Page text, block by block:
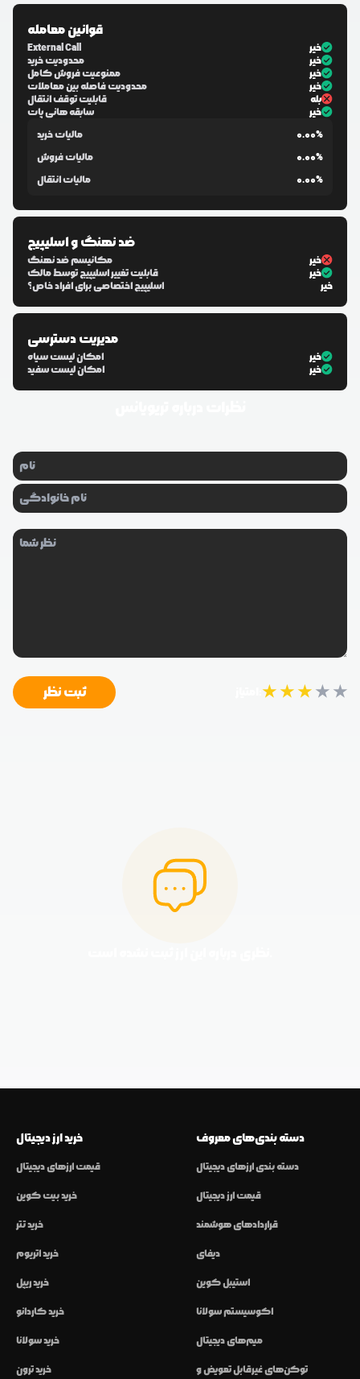
قوانین معامله
External Call
خیر
محدودیت خرید
خیر
ممنوعیت فروش کامل
خیر
محدودیت فاصله بین معاملات
خیر
قابلیت توقف انتقال
بله
سابقه هانی پات
خیر
مالیات خرید
0.00%
مالیات فروش
0.00%
مالیات انتقال
0.00%
ضد نهنگ و اسلیپیج
مکانیسم ضد نهنگ
خیر
قابلیت تغییر اسلیپیج توسط مالک
خیر
اسلیپیج اختصاصی برای افراد خاص؟
خیر
مدیریت دسترسی
امکان لیست سیاه
خیر
امکان لیست سفید
خیر
★★★★★ ثبت نظر
خرید ارز دیجیتال
قیمت ارزهای دیجیتال
خرید بیت کوین
خرید تتر
خرید اتریوم
خرید ریپل
خرید کاردانو
خرید سولانا
خرید ترون
دسته بندی‌های معروف
دسته بندی ارزهای دیجیتال
قیمت ارز دیجیتال
قراردادهای هوشمند
دیفای
استیبل کوین
اکوسیستم سولانا
میم‌های دیجیتال
توکن‌های غیرقابل تعویض و